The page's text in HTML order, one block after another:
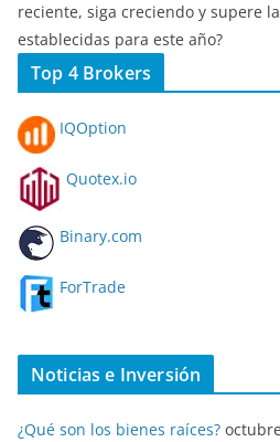
reciente, siga creciendo y supere
establecidas para este año?
Top 4 Brokers
IQOption
Quotex.io
Binary.com
ForTrade
Noticias e Inversión
¿Qué son los bienes raíces?